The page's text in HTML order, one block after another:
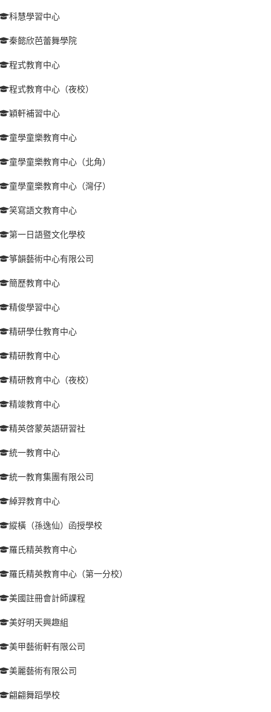
科慧學習中心
秦懿欣芭蕾舞學院
程式教育中心
程式教育中心（夜校）
穎軒補習中心
童學童樂教育中心
童學童樂教育中心（北角）
童學童樂教育中心（灣仔）
笑寫語文教育中心
第一日語暨文化學校
箏韻藝術中心有限公司
簡歷教育中心
精俊學習中心
精研學仕教育中心
精研教育中心
精研教育中心（夜校）
精竣教育中心
精英啓蒙英語研習社
統一教育中心
統一教育集團有限公司
綽羿教育中心
縱橫（孫逸仙）函授學校
羅氏精英教育中心
羅氏精英教育中心（第一分校）
美國註冊會計師課程
美好明天興趣組
美甲藝術軒有限公司
美麗藝術有限公司
翩翩舞蹈學校